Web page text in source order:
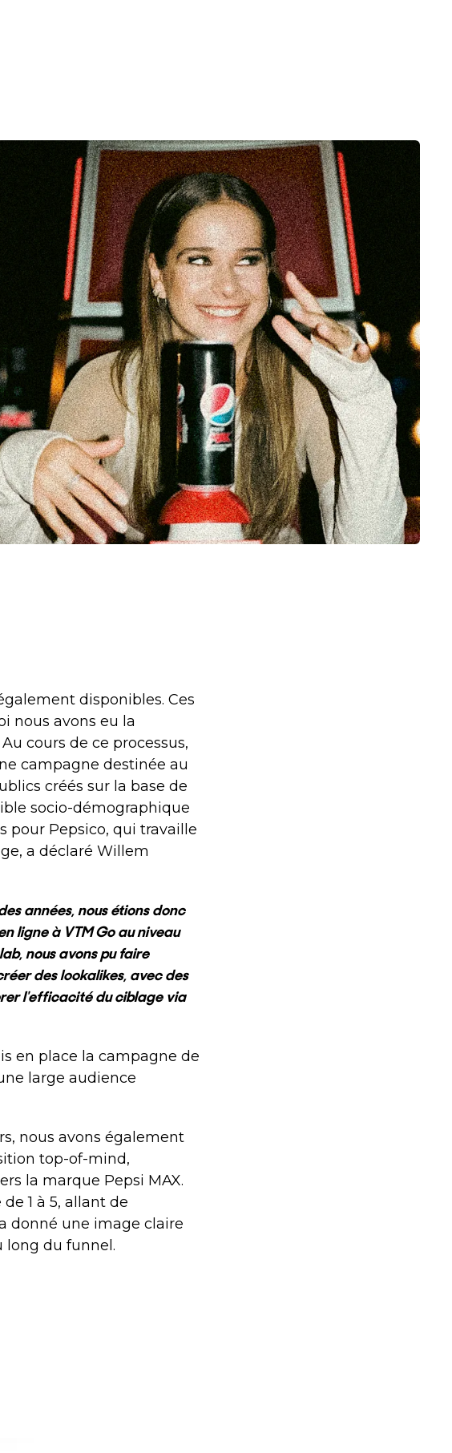
disponibles. Ces
nous avons eu la
cours de ce processus,
campagne destinée au
créés sur la base de
socio-démographique
pour Pepsico, qui travaille
a déclaré Willem
années, nous étions donc
ligne à VTM Go au niveau
nous avons pu faire
des lookalikes, avec des
l'efficacité du ciblage via
en place la campagne de
large audience
nous avons également
top-of-mind,
la marque Pepsi MAX.
1 à 5, allant de
donné une image claire
long du funnel.